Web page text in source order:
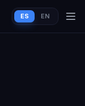
ES EN